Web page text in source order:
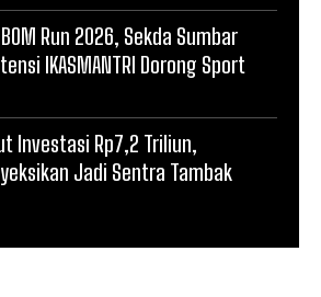
Run 2026, Sekda Sumbar
IKASMANTRI Dorong Sport
Investasi Rp7,2 Triliun,
Jadi Sentra Tambak